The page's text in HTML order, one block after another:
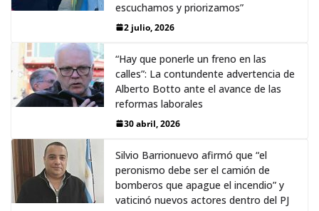
escuchamos y priorizamos”
2 julio, 2026
“Hay que ponerle un freno en las
calles”: La contundente advertencia de
Alberto Botto ante el avance de las
reformas laborales
30 abril, 2026
Silvio Barrionuevo afirmó que “el
peronismo debe ser el camión de
bomberos que apague el incendio” y
vaticinó nuevos actores dentro del PJ